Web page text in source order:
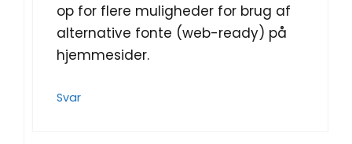
op for flere muligheder for brug af
alternative fonte (web-ready) på
hjemmesider.
Svar